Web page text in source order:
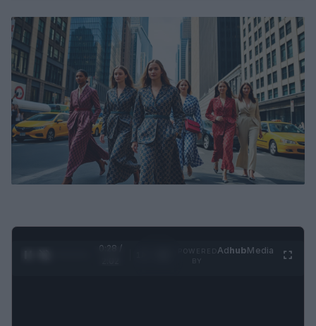
0:29 /
AdhubMedia